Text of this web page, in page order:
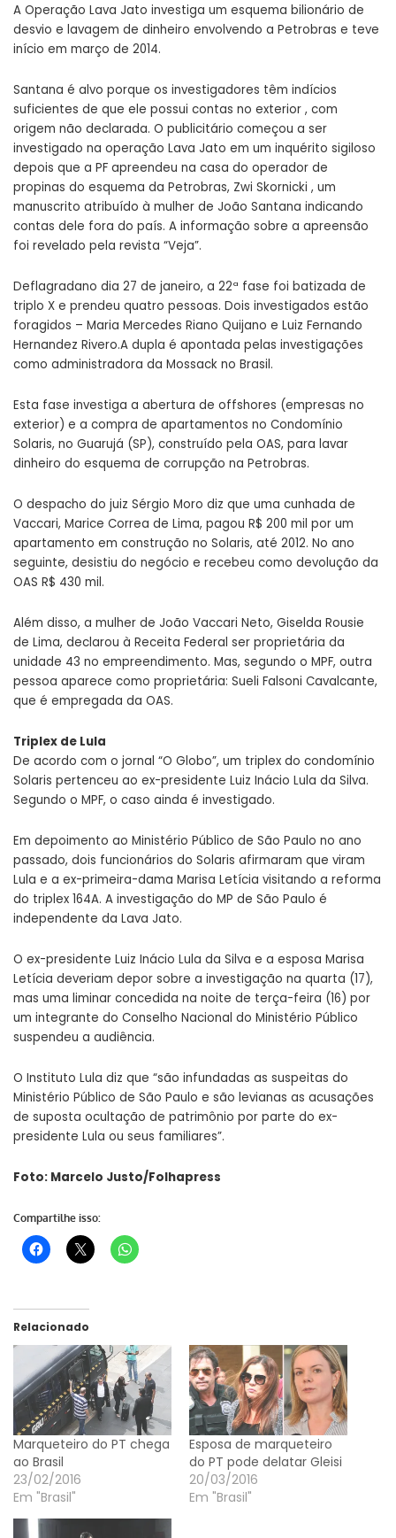
A Operação Lava Jato investiga um esquema bilionário de
desvio e lavagem de dinheiro envolvendo a Petrobras e teve
início em março de 2014.
Santana é alvo porque os investigadores têm indícios
suficientes de que ele possui contas no exterior , com
origem não declarada. O publicitário começou a ser
investigado na operação Lava Jato em um inquérito sigiloso
depois que a PF apreendeu na casa do operador de
propinas do esquema da Petrobras, Zwi Skornicki , um
manuscrito atribuído à mulher de João Santana indicando
contas dele fora do país. A informação sobre a apreensão
foi revelado pela revista “Veja”.
Deflagradano dia 27 de janeiro, a 22ª fase foi batizada de
triplo X e prendeu quatro pessoas. Dois investigados estão
foragidos – Maria Mercedes Riano Quijano e Luiz Fernando
Hernandez Rivero.A dupla é apontada pelas investigações
como administradora da Mossack no Brasil.
Esta fase investiga a abertura de offshores (empresas no
exterior) e a compra de apartamentos no Condomínio
Solaris, no Guarujá (SP), construído pela OAS, para lavar
dinheiro do esquema de corrupção na Petrobras.
O despacho do juiz Sérgio Moro diz que uma cunhada de
Vaccari, Marice Correa de Lima, pagou R$ 200 mil por um
apartamento em construção no Solaris, até 2012. No ano
seguinte, desistiu do negócio e recebeu como devolução da
OAS R$ 430 mil.
Além disso, a mulher de João Vaccari Neto, Giselda Rousie
de Lima, declarou à Receita Federal ser proprietária da
unidade 43 no empreendimento. Mas, segundo o MPF, outra
pessoa aparece como proprietária: Sueli Falsoni Cavalcante,
que é empregada da OAS.
Triplex de Lula
De acordo com o jornal “O Globo”, um triplex do condomínio
Solaris pertenceu ao ex-presidente Luiz Inácio Lula da Silva.
Segundo o MPF, o caso ainda é investigado.
Em depoimento ao Ministério Público de São Paulo no ano
passado, dois funcionários do Solaris afirmaram que viram
Lula e a ex-primeira-dama Marisa Letícia visitando a reforma
do triplex 164A. A investigação do MP de São Paulo é
independente da Lava Jato.
O ex-presidente Luiz Inácio Lula da Silva e a esposa Marisa
Letícia deveriam depor sobre a investigação na quarta (17),
mas uma liminar concedida na noite de terça-feira (16) por
um integrante do Conselho Nacional do Ministério Público
suspendeu a audiência.
O Instituto Lula diz que “são infundadas as suspeitas do
Ministério Público de São Paulo e são levianas as acusações
de suposta ocultação de patrimônio por parte do ex-
presidente Lula ou seus familiares”.
Foto: Marcelo Justo/Folhapress
Compartilhe isso:
Relacionado
Marqueteiro do PT chega
ao Brasil
23/02/2016
Em "Brasil"
Esposa de marqueteiro
do PT pode delatar Gleisi
20/03/2016
Em "Brasil"